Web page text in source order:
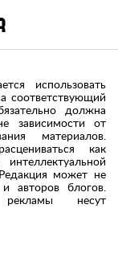
использовать
соответствующий
должна
зависимости от
материалов.
как
может не
и авторов блогов.
несут